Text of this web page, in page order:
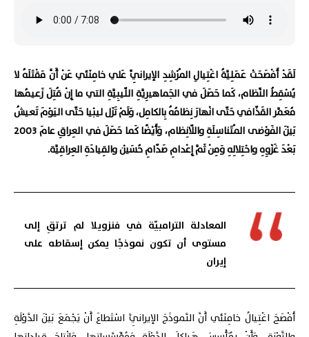
لَقَدْ أَفْصَحَتْ عَمَلِيَّةُ اغْتِيالِ المُرْشِدِ الإيرانِيِّ عَلي خامِنَئي عَنْ أَنَّ مَقْتَلَهُ لا
يُسْقِطُ النِّظام، كَما حَصَلَ في الجَماهيرِيَّةِ اللّيبِيَّةِ التي ما إِنْ قُتِلَ زَعيمُها
مُعَمَّر القَذّافي حَتّى انْهارَ نِظامُهُ بِالكامِل، وَلَمْ تَزَل ليبْيا حَتّى اليَوْمَ تَعيشُ
بَيْنَ الفَوْضى المُتَناسِلَةِ واللّانِظام، وَأَيْضًا كَما حَصَلَ في العِراقِ عامَ 2003
بَعْدَ غَزْوِهِ واحْتِلالِهِ وَمِنْ ثَمَّ إِعْدامِ صَدّامِ حُسَيْن والقِيادَةِ العِراقِيَّة.
المعادلة الترامبيّة في فنزويلا لم ترتقِ إلى
مستوى أن تكون نموذجًا يمكن إسقاطه على
إيران
أَفْصَحَ اغْتِيالُ خامِنَئي أَنَّ النَّموذَجَ الإيرانِيَّ اسْتَطاعَ أَنْ يَجْمَعَ بَيْنَ الدَّوْلَةِ